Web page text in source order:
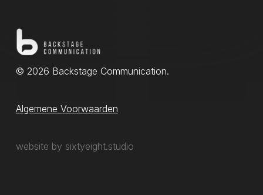
© 2026 Backstage Communication.
Algemene Voorwaarden
website by sixtyeight.studio